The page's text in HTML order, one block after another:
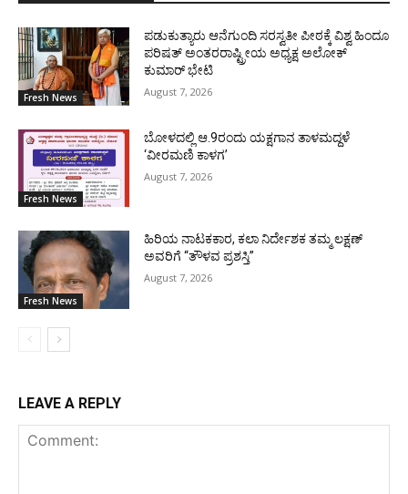
Fresh News
ಪಡುಕುತ್ಯಾರು ಆನೆಗುಂದಿ ಸರಸ್ವತೀ ಪೀಠಕ್ಕೆ ವಿಶ್ವ ಹಿಂದೂ
ಪರಿಷತ್ ಅಂತರರಾಷ್ಟ್ರೀಯ ಅಧ್ಯಕ್ಷ ಅಲೋಕ್
ಕುಮಾರ್ ಭೇಟಿ
August 7, 2026
Fresh News
ಬೋಳದಲ್ಲಿ ಆ.9ರಂದು ಯಕ್ಷಗಾನ ತಾಳಮದ್ದಳೆ
‘ವೀರಮಣಿ ಕಾಳಗ’
August 7, 2026
Fresh News
ಹಿರಿಯ ನಾಟಕಕಾರ, ಕಲಾ ನಿರ್ದೇಶಕ ತಮ್ಮ ಲಕ್ಷಣ್
ಅವರಿಗೆ “ತೌಳವ ಪ್ರಶಸ್ತಿ”
August 7, 2026
LEAVE A REPLY